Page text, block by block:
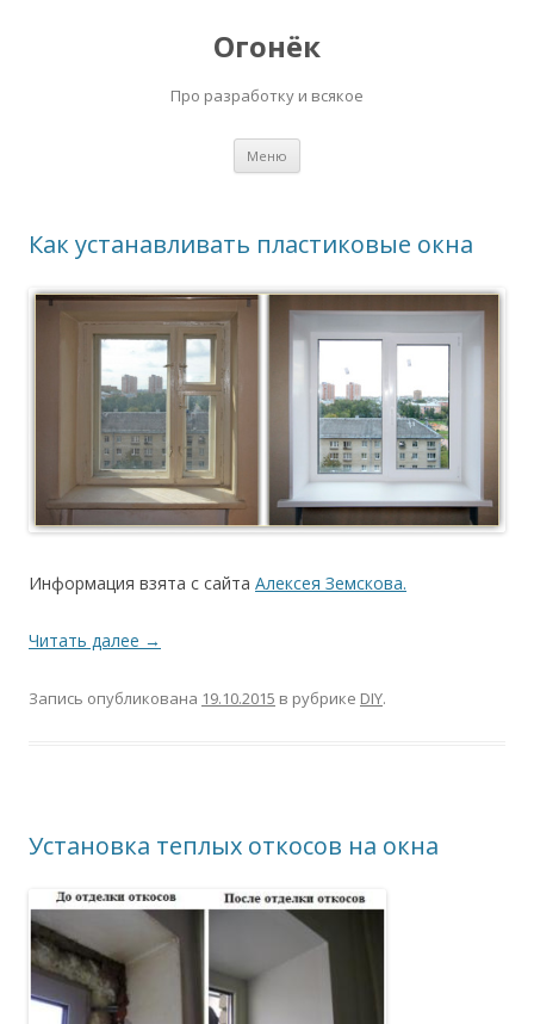
Огонёк
Про разработку и всякое
Меню
Как устанавливать пластиковые окна
Информация взята с сайта Алексея Земскова.
Читать далее →
Запись опубликована 19.10.2015 в рубрике DIY.
Установка теплых откосов на окна